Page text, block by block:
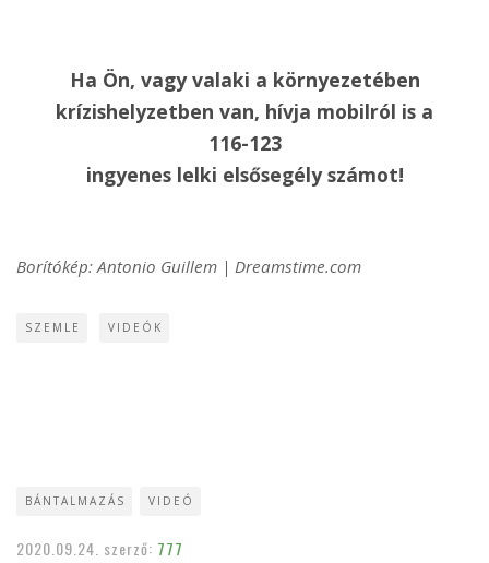
Ha Ön, vagy valaki a környezetében
krízishelyzetben van, hívja mobilról is a
116-123
ingyenes lelki elsősegély számot!
Borítókép: Antonio Guillem | Dreamstime.com
SZEMLE VIDEÓK
BÁNTALMAZÁS VIDEÓ
2020.09.24. szerző: 777